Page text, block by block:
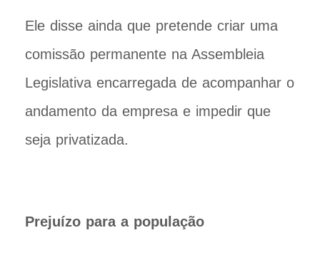
Ele disse ainda que pretende criar uma
comissão permanente na Assembleia
Legislativa encarregada de acompanhar o
andamento da empresa e impedir que
seja privatizada.
Prejuízo para a população